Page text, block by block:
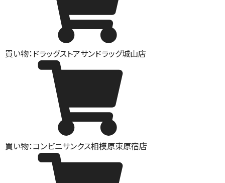
買い物：ドラッグストアサンドラッグ城山店
買い物：コンビニサンクス相模原東原宿店